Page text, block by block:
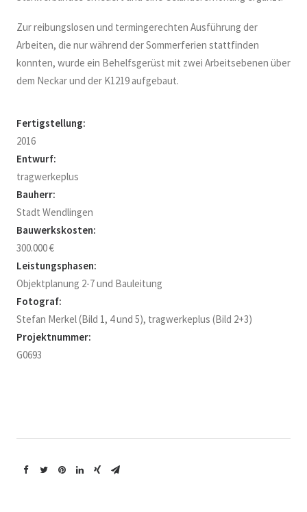
Zur reibungslosen und termingerechten Ausführung der
Arbeiten, die nur während der Sommerferien stattfinden
konnten, wurde ein Behelfsgerüst mit zwei Arbeitsebenen über
dem Neckar und der K1219 aufgebaut.
Fertigstellung:
2016
Entwurf:
tragwerkeplus
Bauherr:
Stadt Wendlingen
Bauwerkskosten:
300.000 €
Leistungsphasen:
Objektplanung 2-7 und Bauleitung
Fotograf:
Stefan Merkel (Bild 1, 4 und 5), tragwerkeplus (Bild 2+3)
Projektnummer:
G0693